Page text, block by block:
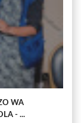
WA
- ...